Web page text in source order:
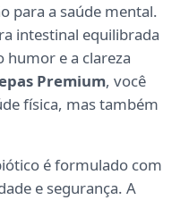
para a saúde mental.
intestinal equilibrada
e a clareza
Premium, você
física, mas também
é formulado com
e segurança. A